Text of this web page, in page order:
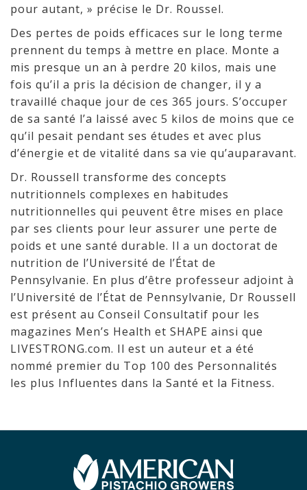
pour autant, » précise le Dr. Roussel.
Des pertes de poids efficaces sur le long terme
prennent du temps à mettre en place. Monte a
mis presque un an à perdre 20 kilos, mais une
fois qu’il a pris la décision de changer, il y a
travaillé chaque jour de ces 365 jours. S’occuper
de sa santé l’a laissé avec 5 kilos de moins que ce
qu’il pesait pendant ses études et avec plus
d’énergie et de vitalité dans sa vie qu’auparavant.
Dr. Roussell transforme des concepts
nutritionnels complexes en habitudes
nutritionnelles qui peuvent être mises en place
par ses clients pour leur assurer une perte de
poids et une santé durable. Il a un doctorat de
nutrition de l’Université de l’État de
Pennsylvanie. En plus d’être professeur adjoint à
l’Université de l’État de Pennsylvanie, Dr Roussell
est présent au Conseil Consultatif pour les
magazines Men’s Health et SHAPE ainsi que
LIVESTRONG.com. Il est un auteur et a été
nommé premier du Top 100 des Personnalités
les plus Influentes dans la Santé et la Fitness.